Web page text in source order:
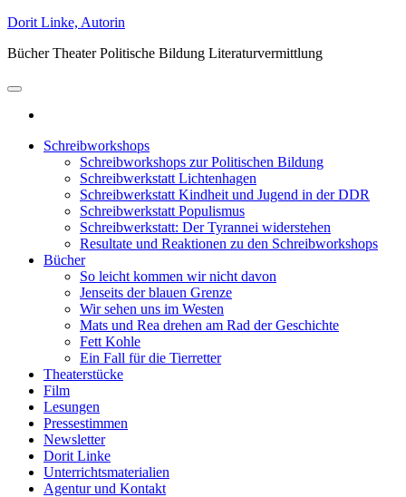
Zum
springen
Dorit Linke, Autorin
Bücher Theater Politische Bildung Literaturvermittlung
Schreibworkshops
Schreibworkshops zur Politischen Bildung
Schreibwerkstatt Lichtenhagen
Schreibwerkstatt Kindheit und Jugend in der DDR
Schreibwerkstatt Populismus
Schreibwerkstatt: Der Tyrannei widerstehen
Resultate und Reaktionen zu den Schreibworkshops
Bücher
So leicht kommen wir nicht davon
Jenseits der blauen Grenze
Wir sehen uns im Westen
Mats und Rea drehen am Rad der Geschichte
Fett Kohle
Ein Fall für die Tierretter
Theaterstücke
Film
Lesungen
Pressestimmen
Newsletter
Dorit Linke
Unterrichtsmaterialien
Agentur und Kontakt